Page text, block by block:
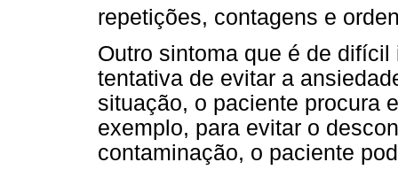
repetições, contagens e
Outro sintoma que é de
tentativa de evitar a
situação, o paciente procura
exemplo, para evitar o
contaminação, o paciente